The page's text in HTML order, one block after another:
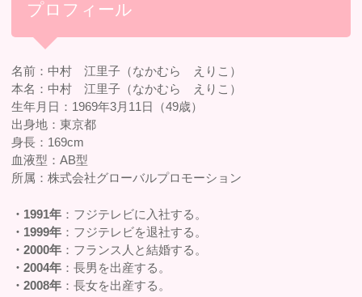
プロフィール
名前：中村 江里子（なかむら えりこ）
本名：中村 江里子（なかむら えりこ）
生年月日：1969年3月11日（49歳）
出身地：東京都
身長：169cm
血液型：AB型
所属：株式会社グローバルプロモーション
・1991年 ：フジテレビに入社する。
・1999年 ：フジテレビを退社する。
・2000年 ：フランス人と結婚する。
・2004年 ：長男を出産する。
・2008年 ：長女を出産する。